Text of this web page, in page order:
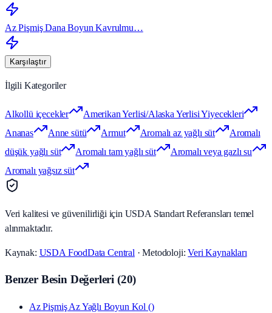
Az Pişmiş Dana Boyun Kavrulmu…
Karşılaştır
İlgili Kategoriler
Alkollü içecekler
Amerikan Yerlisi/Alaska Yerlisi Yiyecekleri
Ananas
Anne sütü Armut Aromalı az yağlı süt
Aromalı
düşük yağlı süt
Aromalı tam yağlı süt
Aromalı veya gazlı su
Aromalı yağsız süt
Veri kalitesi ve güvenilirliği için USDA Standart Referansları temel
alınmaktadır.
Kaynak: USDA FoodData Central · Metodoloji:Veri Kaynakları
Benzer Besin Değerleri (20)
Az Pişmiş Az Yağlı Boyun Kol ()